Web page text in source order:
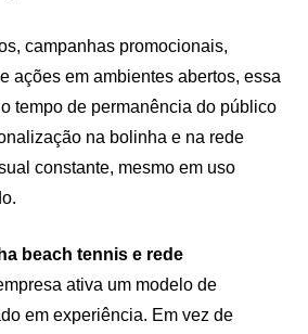
campanhas promocionais,
ações em ambientes abertos, essa
tempo de permanência do público
na bolinha e na rede
constante, mesmo em uso
beach tennis e rede
ativa um modelo de
em experiência. Em vez de